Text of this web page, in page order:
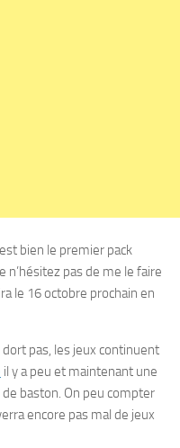
bien le premier pack
n’hésitez pas de me le faire
le 16 octobre prochain en
pas, les jeux continuent
il y a peu et maintenant une
baston. On peu compter
encore pas mal de jeux